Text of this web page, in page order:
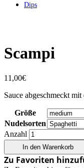
Dips
Scampi
11,00€
Sauce abgeschmeckt
Größe
Nudelsorten
Anzahl
In den Warenkorb
Zu Favoriten